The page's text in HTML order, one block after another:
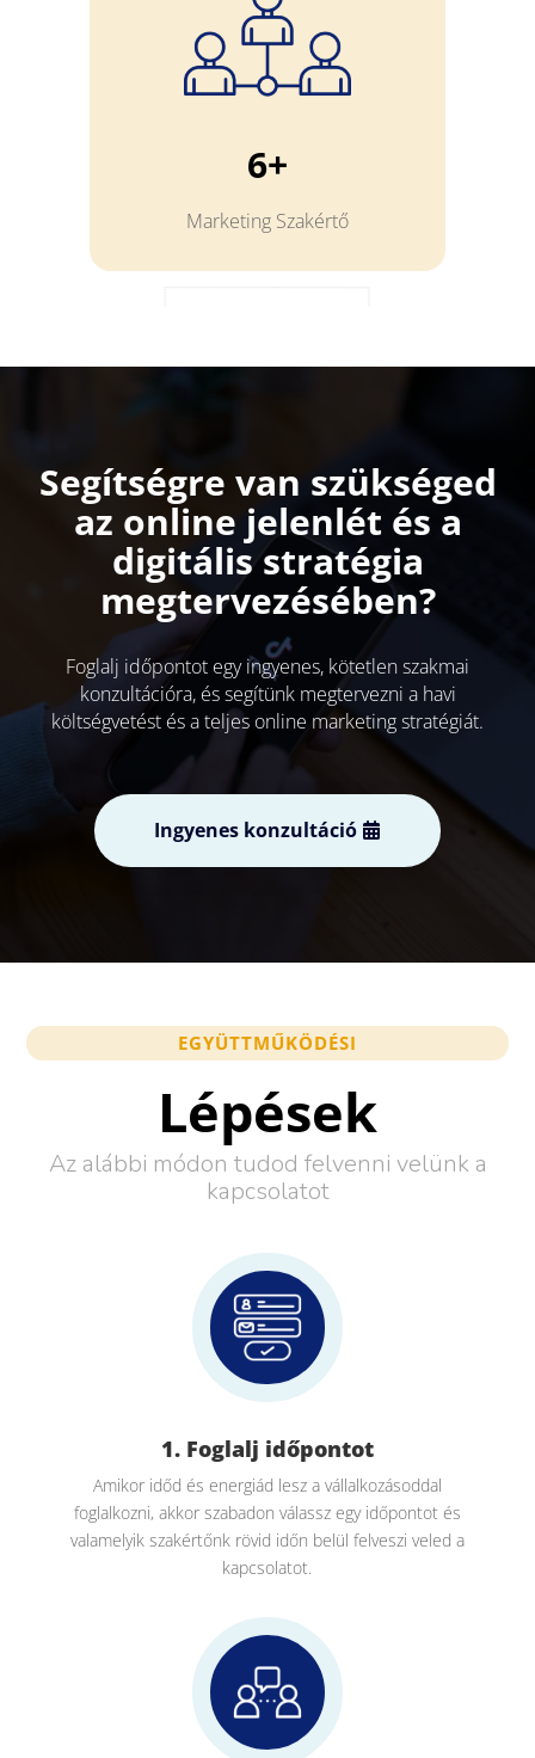
6+
Marketing Szakértő
Segítségre van szükséged
az online jelenlét és a
digitális stratégia
megtervezésében?
Foglalj időpontot egy ingyenes, kötetlen szakmai
konzultációra, és segítünk megtervezni a havi
költségvetést és a teljes online marketing stratégiát.
Ingyenes konzultáció
EGYÜTTMŰKÖDÉSI
Lépések
Az alábbi módon tudod felvenni velünk a
kapcsolatot
1. Foglalj időpontot
Amikor időd és energiád lesz a vállalkozásoddal
foglalkozni, akkor szabadon válassz egy időpontot és
valamelyik szakértőnk rövid időn belül felveszi veled a
kapcsolatot.